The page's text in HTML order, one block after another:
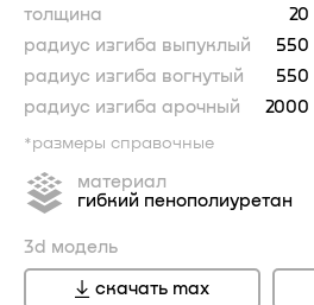
толщина
радиус изгиба выпуклый
550
радиус изгиба вогнутый
550
радиус изгиба арочный
2000
*размеры справочные
материал
гибкий пенополиуретан
3d модель
скачать max